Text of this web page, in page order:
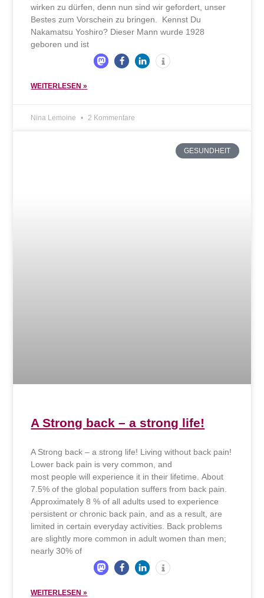
wirken zu dürfen, denn nun sind wir gefordert, unser
Bestes zum Vorschein zu bringen. Kennst Du
Nakamatsu Yoshiro? Dieser Mann wurde 1928
geboren und ist
WEITERLESEN »
Nina Lemoine 2 Kommentare
GESUNDHEIT
A Strong back – a strong life!
A Strong back – a strong life! Living without back pain!
Lower back pain is very common, and
most people will experience it in their lifetime. About
7.5% of the global population suffers from back pain.
Approximately 8 % of all adults used to experience
persistent or chronic back pain, and as a result, are
limited in certain everyday activities. Back problems
are slightly more common in adult women than men;
nearly 30% of
WEITERLESEN »